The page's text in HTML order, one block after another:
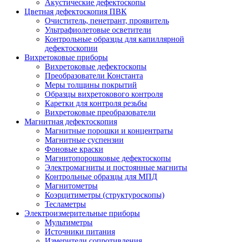
Акустические дефектоскопы
Цветная дефектоскопия ПВК
Очиститель, пенетрант, проявитель
Ультрафиолетовые осветители
Контрольные образцы для капиллярной
дефектоскопии
Вихретоковые приборы
Вихретоковые дефектоскопы
Преобразователи Константа
Меры толщины покрытий
Образцы вихретокового контроля
Каретки для контроля резьбы
Вихретоковые преобразователи
Магнитная дефектоскопия
Магнитные порошки и концентраты
Магнитные суспензии
Фоновые краски
Магнитопорошковые дефектоскопы
Электромагниты и постоянные магниты
Контрольные образцы для МПД
Магнитометры
Коэрцитиметры (структуроскопы)
Тесламетры
Электроизмерительные приборы
Мультиметры
Источники питания